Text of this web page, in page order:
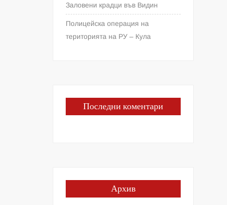
Заловени крадци във Видин
Полицейска операция на
територията на РУ – Кула
Последни коментари
Архив